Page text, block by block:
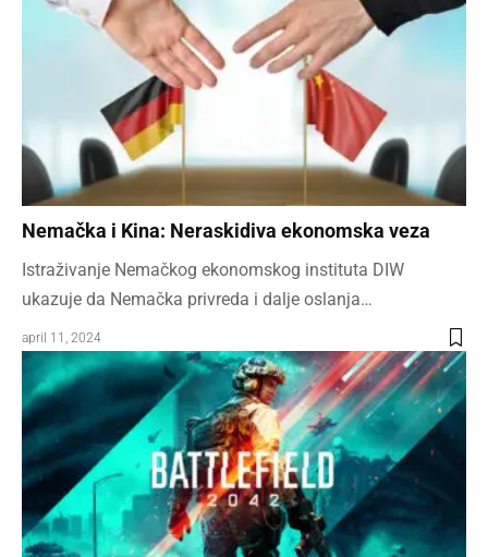
Nemačka i Kina: Neraskidiva ekonomska veza
Istraživanje Nemačkog ekonomskog instituta DIW
ukazuje da Nemačka privreda i dalje oslanja…
april 11, 2024